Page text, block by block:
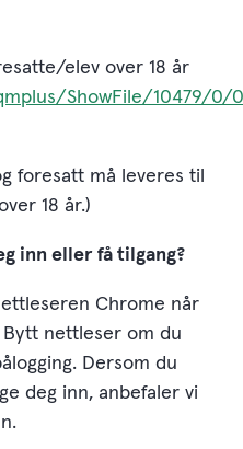
elev over 18 år
ShowFile/10479/0/
foresatt må leveres til
18 år.)
inn eller få tilgang?
Chrome når
Bytt nettleser om du
Dersom du
deg inn, anbefaler vi